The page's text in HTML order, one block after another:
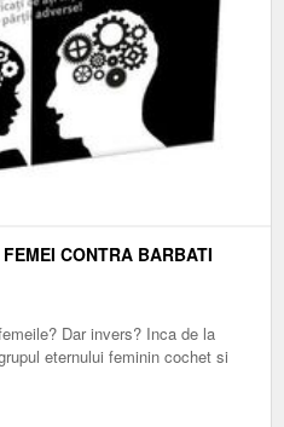
CONTRA BARBATI
Dar invers? Inca de la
eternului feminin cochet si